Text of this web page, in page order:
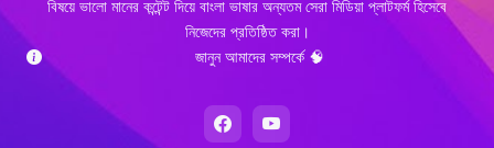
বিষয়ে ভালো মানের কন্টেন্ট দিয়ে বাংলা ভাষার অন্যতম সেরা মিডিয়া প্লাটফর্ম হিসেবে
নিজেদের প্রতিষ্ঠিত করা।
জানুন আমাদের সম্পর্কে 🧠